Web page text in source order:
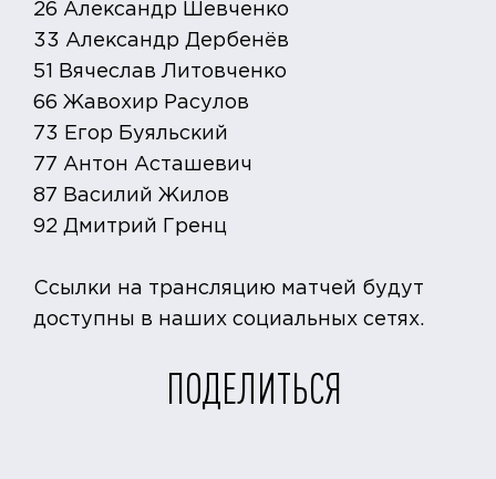
26 Александр Шевченко
33 Александр Дербенёв
51 Вячеслав Литовченко
66 Жавохир Расулов
73 Егор Буяльский
77 Антон Асташевич
87 Василий Жилов
92 Дмитрий Гренц
Ссылки на трансляцию матчей будут
доступны в наших социальных сетях.
ПОДЕЛИТЬСЯ